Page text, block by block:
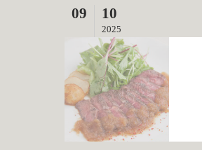
09 10
2025